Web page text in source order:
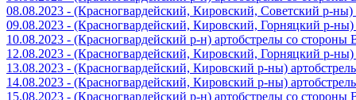
08.08.2023 - (Красногвардейский, Кировский, Советский р-
09.08.2023 - (Красногвардейский, Кировский, Горняцкий р-
10.08.2023 - (Красногвардейский р-н) артобстрелы со
12.08.2023 - (Красногвардейский, Кировский, Горняцкий р-
13.08.2023 - (Красногвардейский, Кировский р-ны)
14.08.2023 - (Красногвардейский, Кировский р-ны)
15.08.2023 - (Красногвардейский р-н) артобстрелы со